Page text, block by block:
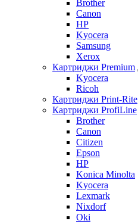
Brother
Canon
HP
Kyocera
Samsung
Xerox
Картриджи Premium
Kyocera
Ricoh
Картриджи Print-Rite
Картриджи ProfiLine
Brother
Canon
Citizen
Epson
HP
Konica Minolta
Kyocera
Lexmark
Nixdorf
Oki